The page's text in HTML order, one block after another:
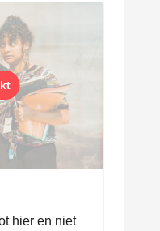
hier en niet